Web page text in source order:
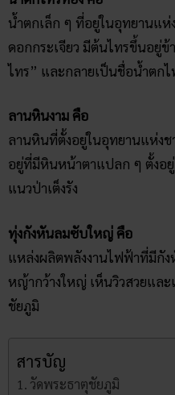
น้ำตกเล็ก ๆ ที่อยู่ในอุทยานแห่
ดอกกระเจียว มีต้นไทรขึ้นอยู่ข้
ไทร” และกลายเป็นชื่อน้ำตกไ
ลานหินงาม คือ
ลานหินที่ตั้งอยู่ในอุทยานแห่งช
อยู่ที่มีหินหน้าตาแปลก ๆ ตั้งอ
แนวป่าเต็งรัง
ทุ่งกังหันลมซับใหญ่ คือ
แหล่งผลิตพลังงานไฟฟ้าที่มีกั
หญ้ากว้างใหญ่ เห็นวิวสวยแล
ชัยภูมิ
สารบัญ
วัดพระธาตุชัยภูมิ